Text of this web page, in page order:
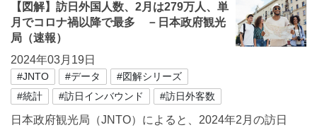
【図解】訪日外国人数、2月は279万人、単
月でコロナ禍以降で最多 －日本政府観光
局（速報）
2024年03月19日
#JNTO #データ
#図解シリーズ
#統計
#訪日インバウンド #訪日外客数
日本政府観光局（JNTO）によると、2024年2月の訪日